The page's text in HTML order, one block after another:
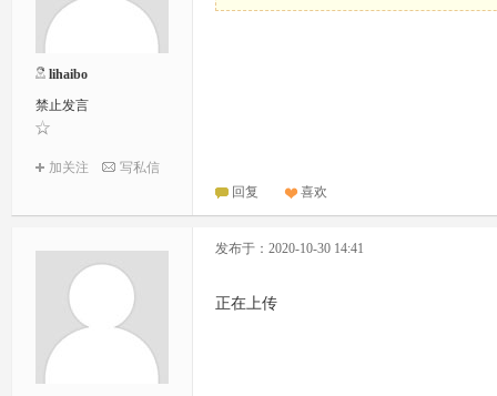
lihaibo
禁止发言
加关注 写私信
回复 喜欢
发布于：2020-10-30 14:41
正在上传